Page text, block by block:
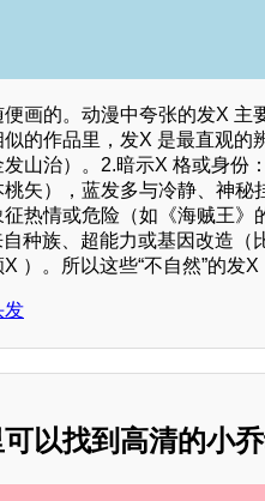
画的。动漫中夸张的发X 主
似的作品里，发X 是最直观的
发山治）。2.暗示X 格或身份
桃矢），蓝发多与冷静、神秘
征热情或危险（如《海贼王》
种族、超能力或基因改造（
）。所以这些“不自然”的发
发
可以找到高清的小